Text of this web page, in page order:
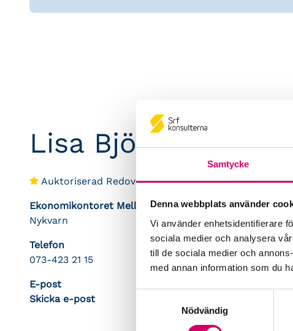
Samtycke
Denna webbplats använder
Vi använder enhetsidentifierare
sociala medier och analysera
till de sociala medier och
med annan information som du
Nödvändig
Lisa Björkhav
Auktoriserad Redovisningskonsult
Ekonomikontoret Mellanberga AB
Nykvarn
Telefon
073-423 21 15
E-post
Skicka e-post